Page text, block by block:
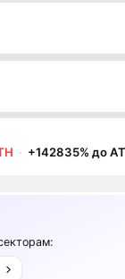
· +142835% до